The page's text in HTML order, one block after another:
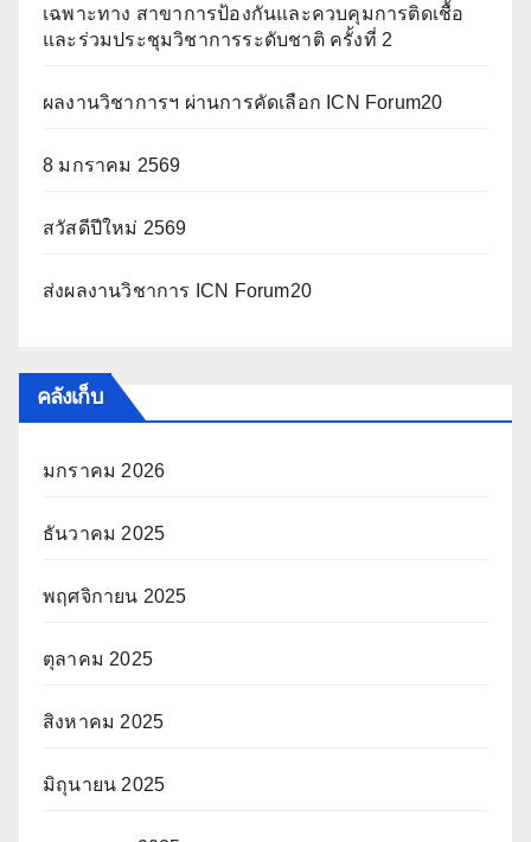
เฉพาะทาง สาขาการป้องกันและควบคุมการติดเชื้อ
และร่วมประชุมวิชาการระดับชาติ ครั้งที่ 2
ผลงานวิชาการฯ ผ่านการคัดเลือก ICN Forum20
8 มกราคม 2569
สวัสดีปีใหม่ 2569
ส่งผลงานวิชาการ ICN Forum20
คลังเก็บ
มกราคม 2026
ธันวาคม 2025
พฤศจิกายน 2025
ตุลาคม 2025
สิงหาคม 2025
มิถุนายน 2025